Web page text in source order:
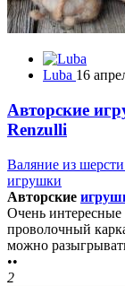
Luba 16
Авторские
Renzulli
Валяние из
игрушки
Авторские
Очень
проволочный
можно
••
2